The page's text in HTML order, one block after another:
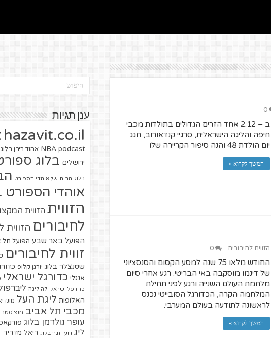
0
ב – 2.12 אחד הזרים הגדולים בתולדות מכבי
חיפה והליגה הישראלית, סרגיי קנדאורוב, חגג
יום הולדת 48 והנה סיפור הקריירה שלו
המשך לקרוא »
הזווית לחיבורים 0
החודש מלאו 75 שנה למסע הקסום והסנסציוני
של דינמו מוסקבה באי הבריטי. רגע אחרי סיום
מלחמת העולם השנייה ורגע לפני תחילת
המלחמה הקרה, הכדורגל הסובייטי נכנס
לראשונה לתודעה בעולם המערבי.
המשך לקרוא »
ענן תגיות
hazavit.co.il
NBA podcast אהוד ריבן בלוג
ירושלים בלוג
בלוג הבית של אוהדי הספורט
אוהדי
הזווית הזווית
לחיבורים הזווית
הפועל באר שבע הפועל תל
זווית לחיבורים
שטנצלר בלוג יורגן קלופ
אנגלי כדורגל ישראלי
כדורסל ישראלי לה ליגה
האלופות ליגת העל מונדיאל
מכבי תל אביב מנצ'סטר
עופר גולדמן בלוג
ליג רועי זגה בלוג ריאל מדריד